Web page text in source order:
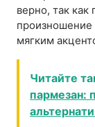
верно, так как
произношение
мягким
Читайте
пармезан: